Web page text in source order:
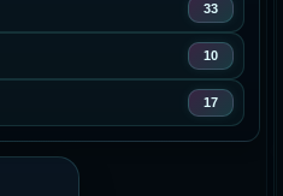
33
10
17